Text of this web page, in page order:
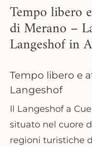
Tempo libero
di Merano –
Langeshof in
Tempo libero e
Langeshof
Il Langeshof a
situato nel cuore
regioni turistiche